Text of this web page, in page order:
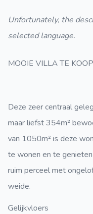
Unfortunately, the
selected language.
MOOIE VILLA TE
Deze zeer centraal
maar liefst 354m²
van 1050m² is deze
te wonen en te
ruim perceel met
weide.
Gelijkvloers